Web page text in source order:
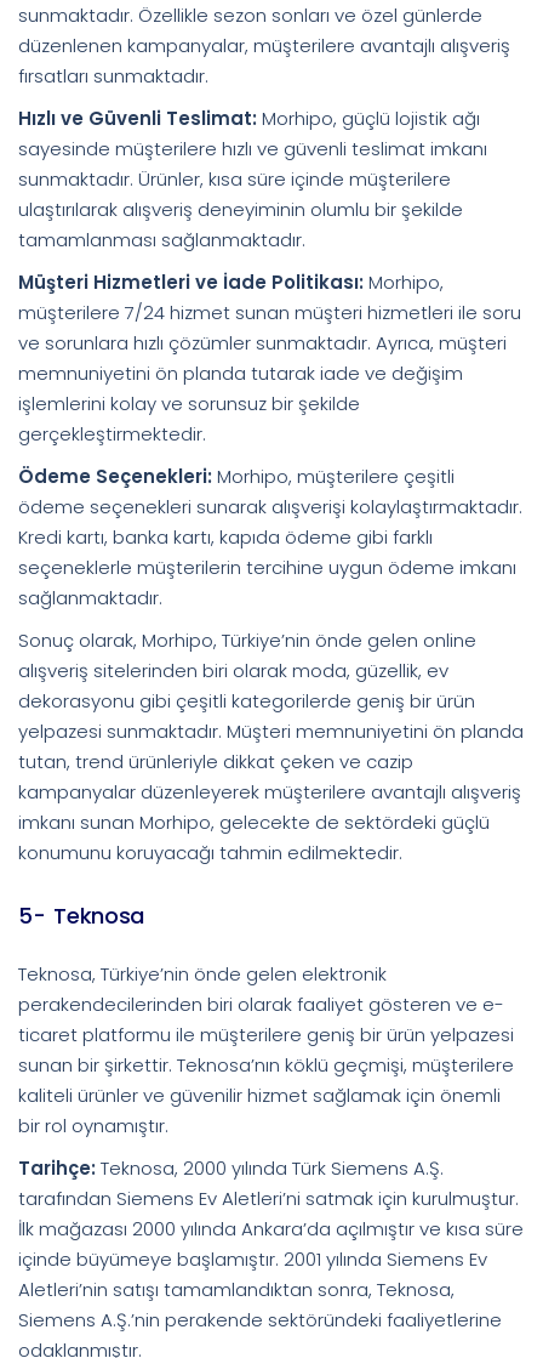
sunmaktadır. Özellikle sezon sonları ve özel günlerde
düzenlenen kampanyalar, müşterilere avantajlı alışveriş
fırsatları sunmaktadır.
Hızlı ve Güvenli Teslimat: Morhipo, güçlü lojistik ağı
sayesinde müşterilere hızlı ve güvenli teslimat imkanı
sunmaktadır. Ürünler, kısa süre içinde müşterilere
ulaştırılarak alışveriş deneyiminin olumlu bir şekilde
tamamlanması sağlanmaktadır.
Müşteri Hizmetleri ve İade Politikası: Morhipo,
müşterilere 7/24 hizmet sunan müşteri hizmetleri ile soru
ve sorunlara hızlı çözümler sunmaktadır. Ayrıca, müşteri
memnuniyetini ön planda tutarak iade ve değişim
işlemlerini kolay ve sorunsuz bir şekilde
gerçekleştirmektedir.
Ödeme Seçenekleri: Morhipo, müşterilere çeşitli
ödeme seçenekleri sunarak alışverişi kolaylaştırmaktadır.
Kredi kartı, banka kartı, kapıda ödeme gibi farklı
seçeneklerle müşterilerin tercihine uygun ödeme imkanı
sağlanmaktadır.
Sonuç olarak, Morhipo, Türkiye’nin önde gelen online
alışveriş sitelerinden biri olarak moda, güzellik, ev
dekorasyonu gibi çeşitli kategorilerde geniş bir ürün
yelpazesi sunmaktadır. Müşteri memnuniyetini ön planda
tutan, trend ürünleriyle dikkat çeken ve cazip
kampanyalar düzenleyerek müşterilere avantajlı alışveriş
imkanı sunan Morhipo, gelecekte de sektördeki güçlü
konumunu koruyacağı tahmin edilmektedir.
5- Teknosa
Teknosa, Türkiye’nin önde gelen elektronik
perakendecilerinden biri olarak faaliyet gösteren ve e-
ticaret platformu ile müşterilere geniş bir ürün yelpazesi
sunan bir şirkettir. Teknosa’nın köklü geçmişi, müşterilere
kaliteli ürünler ve güvenilir hizmet sağlamak için önemli
bir rol oynamıştır.
Tarihçe: Teknosa, 2000 yılında Türk Siemens A.Ş.
tarafından Siemens Ev Aletleri’ni satmak için kurulmuştur.
İlk mağazası 2000 yılında Ankara’da açılmıştır ve kısa süre
içinde büyümeye başlamıştır. 2001 yılında Siemens Ev
Aletleri’nin satışı tamamlandıktan sonra, Teknosa,
Siemens A.Ş.’nin perakende sektöründeki faaliyetlerine
odaklanmıştır.